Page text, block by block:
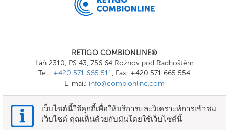
RETIGO COMBIONLINE®
Láň 2310, PS 43, 756 64 Rožnov pod Radhoštěm
Tel.: +420 571 665 511, Fax: +420 571 665 554
E-mail: info@combionline.com
OnlineMenu
เว็บไซต์นี้ใช้คุกกี้เพื่อให้บริการและวิเคราะห์การเข้าชม
เว็บไซต์ คุณเห็นด้วยกับมันโดยใช้เว็บไซต์นี้